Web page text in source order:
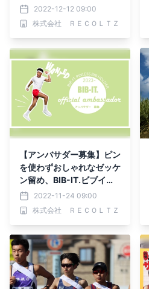
安心保証サービスを開始
2022-12-12 09:00
株式会社 ＲＥＣＯＬＴＺ
【アンバサダー募集】ピン
を使わずおしゃれなゼッケ
ン留め、BIB-IT.ビブイッ
トの魅力発信のお手伝いを
していただける方を募集
2022-11-24 09:00
株式会社 ＲＥＣＯＬＴＺ